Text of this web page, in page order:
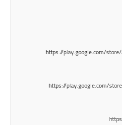
العطل
https://play.google.com/
https://play.google.com/